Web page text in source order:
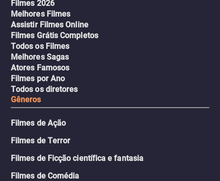
Filmes 2026
Melhores Filmes
Assistir Filmes Online
Filmes Grátis Completos
Todos os Filmes
Melhores Sagas
Atores Famosos
Filmes por Ano
Todos os diretores
Gêneros
Filmes de Ação
Filmes de Terror
Filmes de Ficção científica e fantasia
Filmes de Comédia